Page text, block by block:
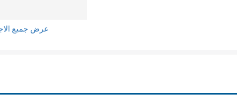
عرض جميع